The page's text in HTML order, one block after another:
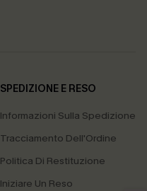
SPEDIZIONE E RESO
Informazioni Sulla Spedizione
Tracciamento Dell'Ordine
Politica Di Restituzione
Iniziare Un Reso